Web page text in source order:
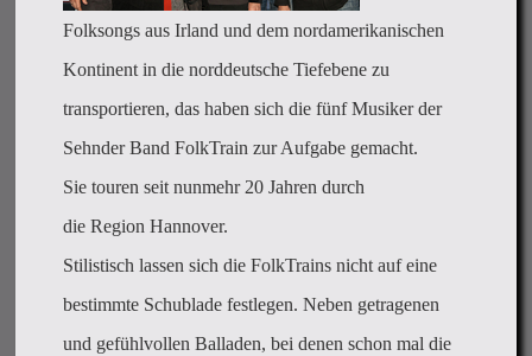
Folksongs aus Irland und dem nordamerikanischen
Kontinent in die norddeutsche Tiefebene zu
transportieren, das haben sich die fünf Musiker der
Sehnder Band FolkTrain zur Aufgabe gemacht.
Sie touren seit nunmehr 20 Jahren durch
die Region Hannover.
Stilistisch lassen sich die FolkTrains nicht auf eine
bestimmte Schublade festlegen. Neben getragenen
und gefühlvollen Balladen, bei denen schon mal die